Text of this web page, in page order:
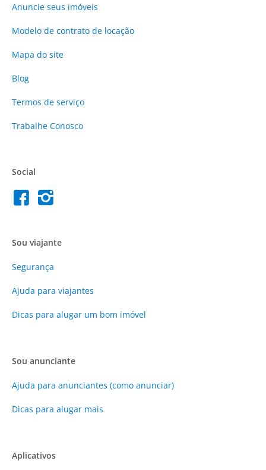
Anuncie seus imóveis
Modelo de contrato de locação
Mapa do site
Blog
Termos de serviço
Trabalhe Conosco
Social
Sou viajante
Segurança
Ajuda para viajantes
Dicas para alugar um bom imóvel
Sou anunciante
Ajuda para anunciantes (como anunciar)
Dicas para alugar mais
Aplicativos